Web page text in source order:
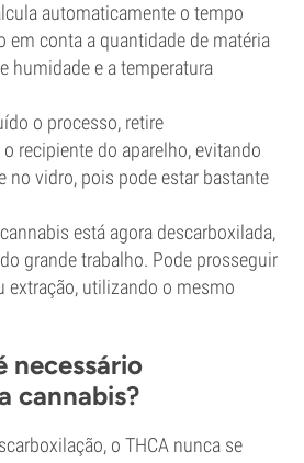
automaticamente o tempo
em conta a quantidade de matéria
humidade e a temperatura
o processo, retire
recipiente do aparelho, evitando
no vidro, pois pode estar bastante
está agora descarboxilada,
grande trabalho. Pode prosseguir
extração, utilizando o mesmo
necessário
cannabis?
o THCA nunca se